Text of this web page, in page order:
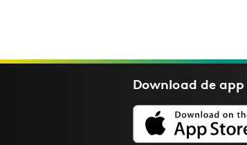
Download deapp